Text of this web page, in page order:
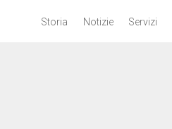
Storia Notizie Servizi